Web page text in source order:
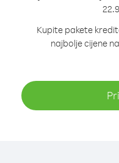
Kupite pakete
najbolje cijene